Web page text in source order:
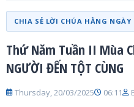
CHIA SẺ LỜI CHÚA HẰNG NGÀY
Thứ Năm Tuần II Mùa
NGƯỜI ĐẾN TỘT CÙNG
Thursday, 20/03/2025 06:11